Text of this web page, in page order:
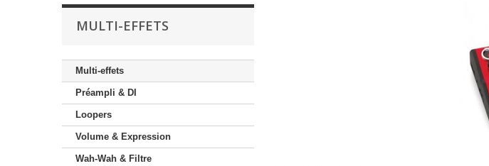
MULTI-EFFETS
Multi-effets
Préampli & DI
Loopers
Volume & Expression
Wah-Wah & Filtre